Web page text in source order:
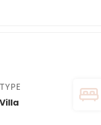
TYPE
Villa